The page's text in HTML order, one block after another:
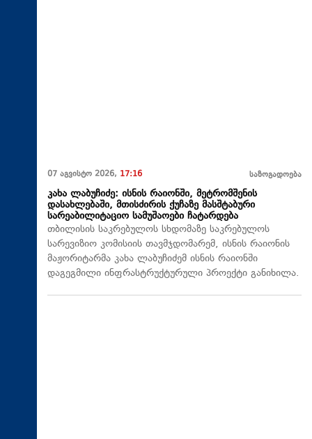
07 აგვისტო 2026, 17:16 საზოგადოება
კახა ლაბუჩიძე: ისნის რაიონში, მეტრომშენის
დასახლებაში, მთისძირის ქუჩაზე მასშტაბური
სარეაბილიტაციო სამუშაოები ჩატარდება
თბილისის საკრებულოს სხდომაზე საკრებულოს
სარევიზიო კომისიის თავმჯდომარემ, ისნის რაიონის
მაჟორიტარმა კახა ლაბუჩიძემ ისნის რაიონში
დაგეგმილი ინფრასტრუქტურული პროექტი განიხილა.